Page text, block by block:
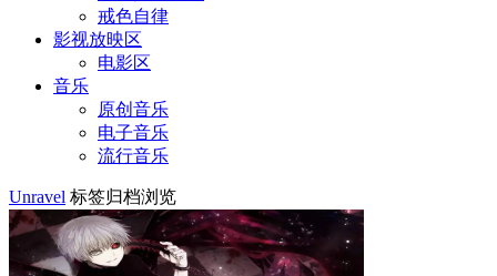
戒色自律
影视放映区
电影区
音乐
原创音乐
电子音乐
流行音乐
Unravel 标签归档浏览